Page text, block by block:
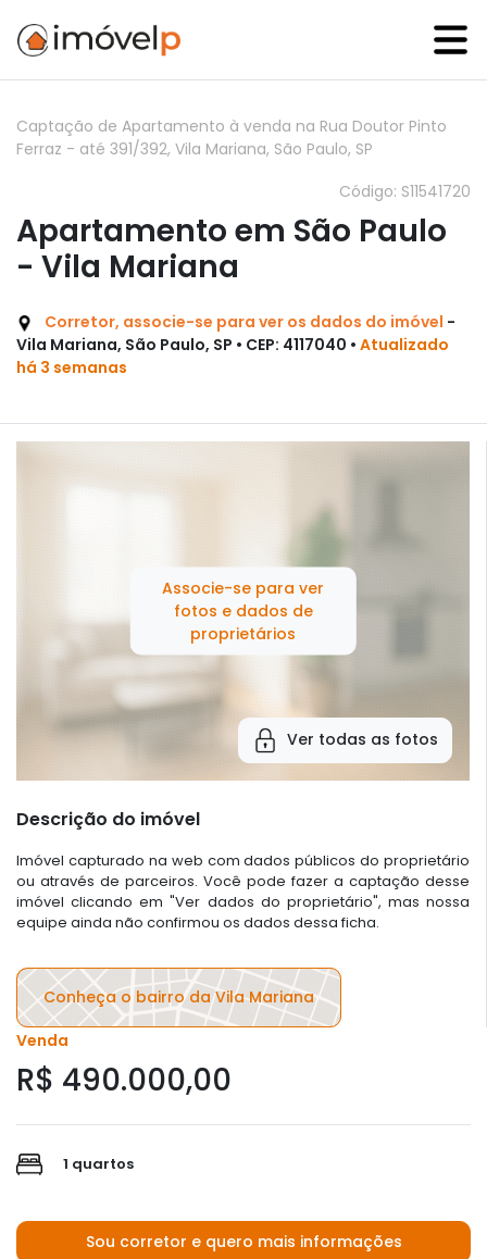
Captação de Apartamento à venda na Rua Doutor Pinto
Ferraz - até 391/392, Vila Mariana, São Paulo, SP
Código: S11541720
Apartamento em São Paulo
- Vila Mariana
Corretor, associe-se para ver os dados do imóvel -
Vila Mariana, São Paulo, SP • CEP: 4117040 • Atualizado
há 3 semanas
Associe-se para ver
fotos e dados de
proprietários
Ver todas as fotos
Descrição do imóvel
Imóvel capturado na web com dados públicos do proprietário
ou através de parceiros. Você pode fazer a captação desse
imóvel clicando em "Ver dados do proprietário", mas nossa
equipe ainda não confirmou os dados dessa ficha.
Conheça o bairro da Vila Mariana
Venda
R$ 490.000,00
1 quartos
Sou corretor e quero mais informações